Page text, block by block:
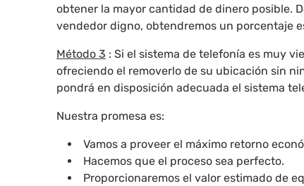
obtener la mayor cantidad de dinero posible.
vendedor digno, obtendremos un porcentaje
Método 3 : Si el sistema de telefonía es muy
ofreciendo el removerlo de su ubicación sin
pondrá en disposición adecuada el sistema
Nuestra promesa es:
Vamos a proveer el máximo retorno
Hacemos que el proceso sea perfecto.
Proporcionaremos el valor estimado de